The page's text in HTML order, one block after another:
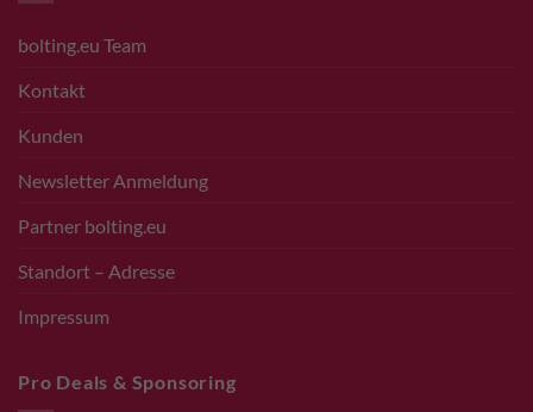
bolting.eu Team
Kontakt
Kunden
Newsletter Anmeldung
Partner bolting.eu
Standort – Adresse
Impressum
Pro Deals & Sponsoring